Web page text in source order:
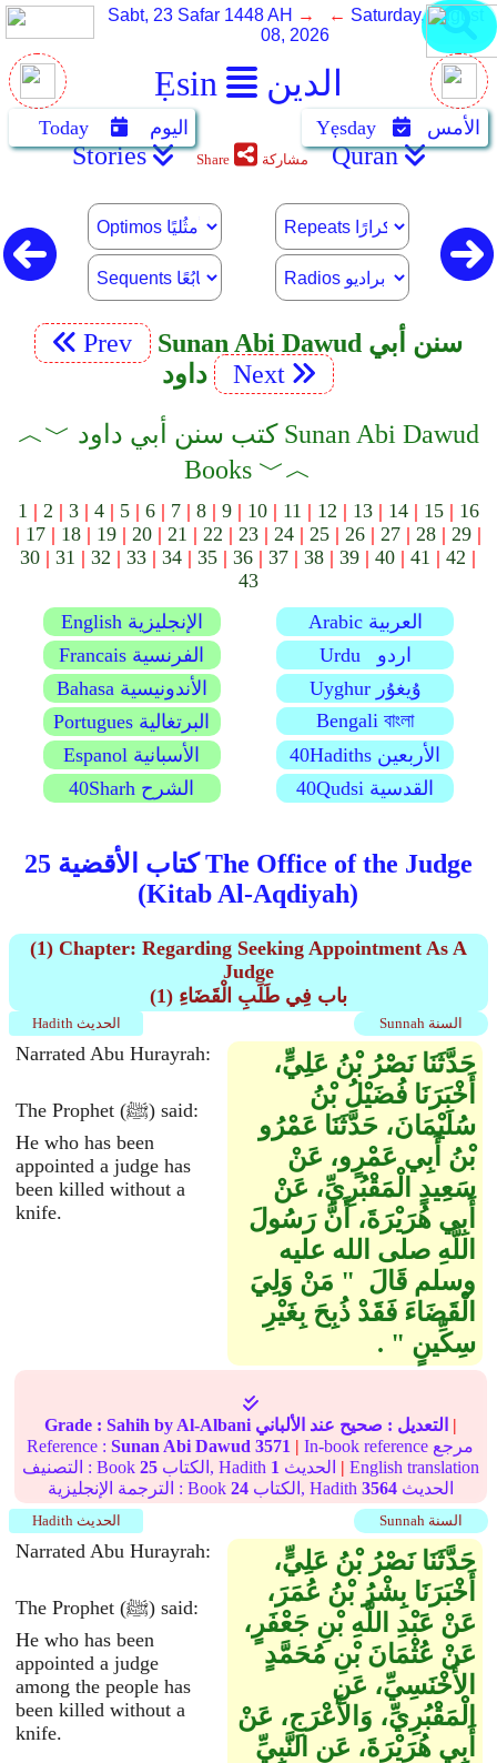
Ẹsin الدين
Sabt, 23 Safar 1448 AH → ← Saturday, August
08, 2026
Today اليوم Yẹsday الأمس
Stories Share مشاركة Quran
Prev
Sunan Abi Dawud سنن أبي
داود
Next
︿﹀ كتب سنن أبي داود Sunan Abi Dawud
Books ﹀︿
1 | 2 | 3 | 4 | 5 | 6 | 7 | 8 | 9 | 10 | 11 | 12 | 13 | 14 | 15 | 16
| 17 | 18 | 19 | 20 | 21 | 22 | 23 | 24 | 25 | 26 | 27 | 28 | 29 |
30 | 31 | 32 | 33 | 34 | 35 | 36 | 37 | 38 | 39 | 40 | 41 | 42 |
43
English الإنجليزية
Arabic العربية
Francais الفرنسية
Bahasa الأندونيسية
Uyghur ۇيغۇر
Portugues البرتغالية
Bengali বাংলা
Espanol الأسبانية
40Hadiths الأربعين
40Sharh الشرح
40Qudsi القدسية
كتاب الأقضية 25 The Office of the Judge
(Kitab Al-Aqdiyah)
(1) Chapter: Regarding Seeking Appointment As A
Judge
(1) باب فِي طَلَبِ الْقَضَاءِ
Sunnah السنة Hadith الحديث
Narrated Abu Hurayrah:
The Prophet (ﷺ) said:
He who has been
appointed a judge has
been killed without a
knife.
حَدَّثَنَا نَصْرُ بْنُ عَلِيٍّ،
أَخْبَرَنَا فُضَيْلُ بْنُ
سُلَيْمَانَ، حَدَّثَنَا عَمْرُو
بْنُ أَبِي عَمْرٍو، عَنْ
سَعِيدٍ الْمَقْبُرِيِّ، عَنْ
أَبِي هُرَيْرَةَ، أَنَّ رَسُولَ
اللَّهِ صلى الله عليه
وسلم قَالَ ‏ "‏ مَنْ وَلِيَ
الْقَضَاءَ فَقَدْ ذُبِحَ بِغَيْرِ
سِكِّينٍ ‏"‏ ‏.‏
Grade : Sahih by Al-Albani التعديل : صحيح عند الألباني
|
Reference :Sunan Abi Dawud 3571 | In-book reference مرجع
التصنيف : Book 25 الكتاب, Hadith 1 | English translation
الترجمة الإنجليزية : Book 24 الكتاب, Hadith 3564 الحديث
Sunnah السنة Hadith الحديث
Narrated Abu Hurayrah:
The Prophet (ﷺ) said:
He who has been
appointed a judge
among the people has
been killed without a
knife.
حَدَّثَنَا نَصْرُ بْنُ عَلِيٍّ،
أَخْبَرَنَا بِشْرُ بْنُ عُمَرَ،
عَنْ عَبْدِ اللَّهِ بْنِ جَعْفَرٍ،
عَنْ عُثْمَانَ بْنِ مُحَمَّدٍ
الأَخْنَسِيِّ، عَنِ
الْمَقْبُرِيِّ، وَالأَعْرَجِ، عَنْ
أَبِي هُرَيْرَةَ، عَنِ النَّبِيِّ